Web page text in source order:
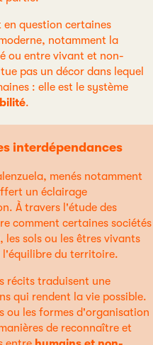
question certaines
notamment la
ou entre vivant et non-
pas un décor dans lequel
: elle est le système
.
interdépendances
menés notamment
un éclairage
À travers l'étude des
comment certaines sociétés
sols ou les êtres vivants
l'équilibre du territoire.
récits traduisent une
qui rendent la vie possible.
ou les formes d'organisation
de reconnaître et